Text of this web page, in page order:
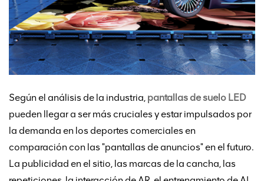
Según el análisis de la industria, pantallas de suelo LED
pueden llegar a ser más cruciales y estar impulsados por
la demanda en los deportes comerciales en
comparación con las "pantallas de anuncios" en el futuro.
La publicidad en el sitio, las marcas de la cancha, las